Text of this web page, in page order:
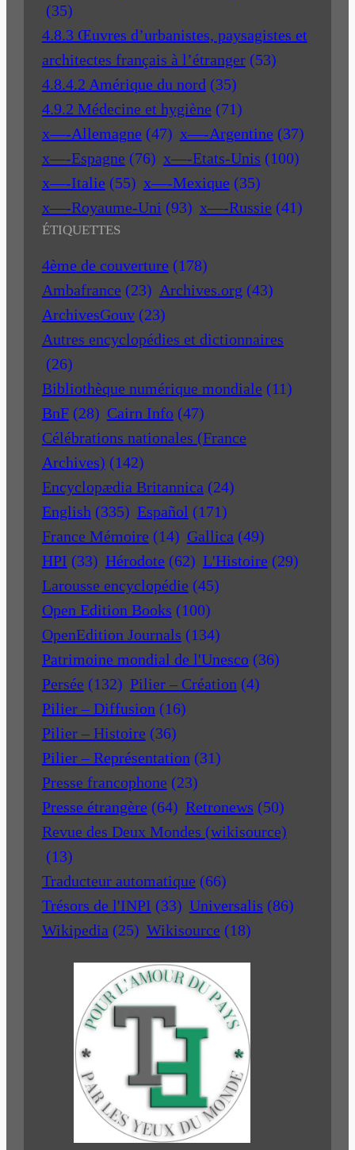
(35)
4.8.3 Œuvres d’urbanistes, paysagistes et
architectes français à l’étranger (53)
4.8.4.2 Amérique du nord (35)
4.9.2 Médecine et hygiène (71)
x—-Allemagne (47) x—-Argentine (37)
x—-Espagne (76) x—-Etats-Unis (100)
x—-Italie (55) x—-Mexique (35)
x—-Royaume-Uni (93) x—-Russie (41)
ÉTIQUETTES
4ème de couverture (178)
Ambafrance (23) Archives.org (43)
ArchivesGouv (23)
Autres encyclopédies et dictionnaires
(26)
Bibliothèque numérique mondiale (11)
BnF (28) Cairn Info (47)
Célébrations nationales (France
Archives) (142)
Encyclopædia Britannica (24)
English (335) Español (171)
France Mémoire (14) Gallica (49)
HPI (33) Hérodote (62) L'Histoire (29)
Larousse encyclopédie (45)
Open Edition Books (100)
OpenEdition Journals (134)
Patrimoine mondial de l'Unesco (36)
Persée (132) Pilier – Création (4)
Pilier – Diffusion (16)
Pilier – Histoire (36)
Pilier – Représentation (31)
Presse francophone (23)
Presse étrangère (64) Retronews (50)
Revue des Deux Mondes (wikisource)
(13)
Traducteur automatique (66)
Trésors de l'INPI (33) Universalis (86)
Wikipedia (25) Wikisource (18)